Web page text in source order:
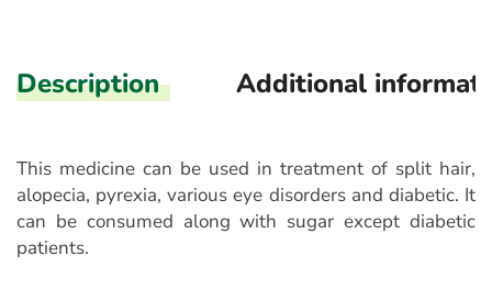
Description Additional
This medicine can be used in treatment of split hair,
alopecia, pyrexia, various eye disorders and diabetic. It
can be consumed along with sugar except diabetic
patients.